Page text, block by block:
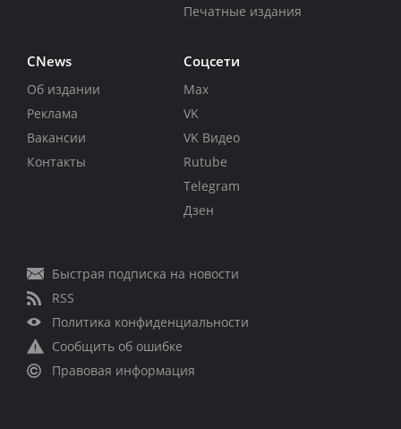
Печатные издания
CNews
Об издании
Реклама
Вакансии
Контакты
Соцсети
Max
VK
VK Видео
Rutube
Telegram
Дзен
Быстрая подписка на новости
RSS
Политика конфиденциальности
Сообщить об ошибке
Правовая информация